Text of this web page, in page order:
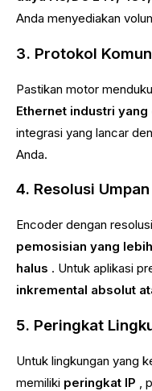
Anda menyediakan
3. Protokol
Pastikan motor
Ethernet industri
integrasi yang lancar
Anda.
4. Resolusi
Encoder dengan
pemosisian yang
halus . Untuk aplikasi
inkremental absolut
5. Peringkat
Untuk lingkungan yang
memiliki peringkat IP
,